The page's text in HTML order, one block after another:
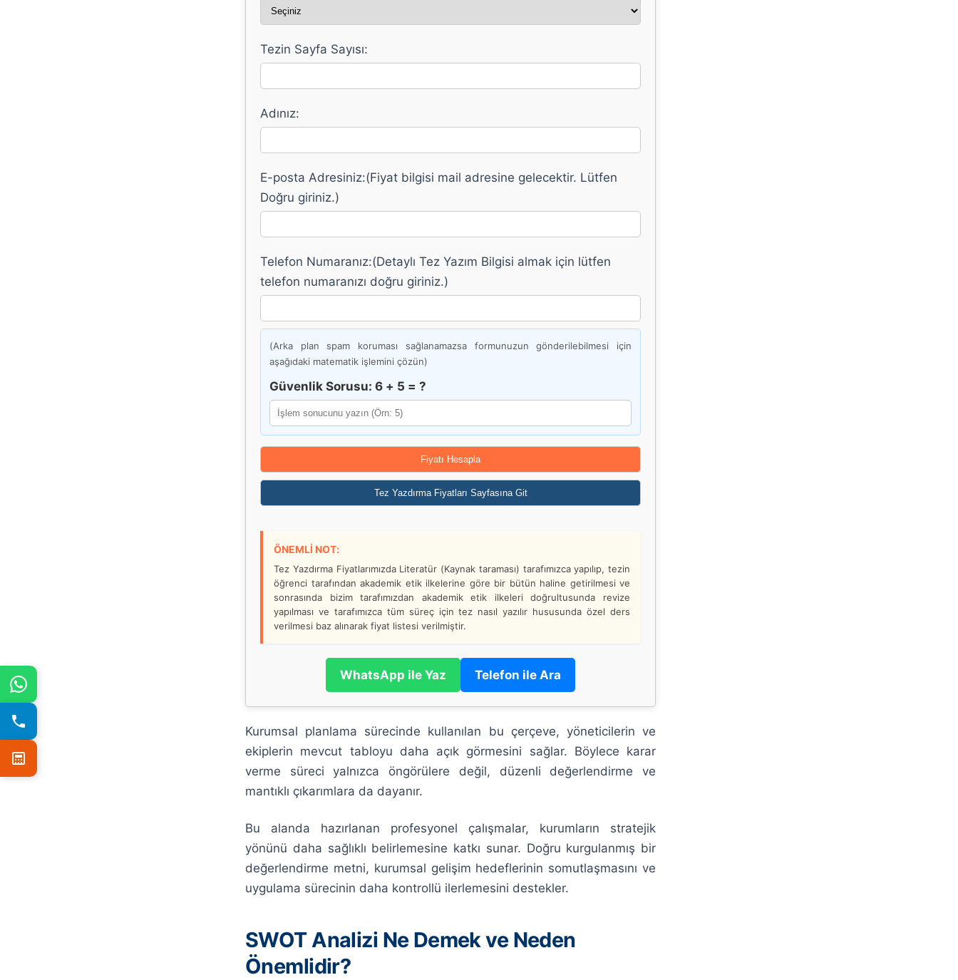
Tezin Sayfa Sayısı:
Adınız:
E-posta Adresiniz:(Fiyat bilgisi mail adresine gelecektir. Lütfen
Doğru giriniz.)
Telefon Numaranız:(Detaylı Tez Yazım Bilgisi almak için lütfen
telefon numaranızı doğru giriniz.)
(Arka plan spam koruması sağlanamazsa formunuzun gönderilebilmesi için
aşağıdaki matematik işlemini çözün)
Güvenlik Sorusu: 6 + 5 = ?
Fiyatı Hesapla
Tez Yazdırma Fiyatları Sayfasına Git
ÖNEMLİ NOT:
Tez Yazdırma Fiyatlarımızda Literatür (Kaynak taraması) tarafımızca yapılıp, tezin
öğrenci tarafından akademik etik ilkelerine göre bir bütün haline getirilmesi ve
sonrasında bizim tarafımızdan akademik etik ilkeleri doğrultusunda revize
yapılması ve tarafımızca tüm süreç için tez nasıl yazılır hususunda özel ders
verilmesi baz alınarak fiyat listesi verilmiştir.
WhatsApp ile Yaz Telefon ile Ara
Kurumsal planlama sürecinde kullanılan bu çerçeve, yöneticilerin ve
ekiplerin mevcut tabloyu daha açık görmesini sağlar. Böylece karar
verme süreci yalnızca öngörülere değil, düzenli değerlendirme ve
mantıklı çıkarımlara da dayanır.
Bu alanda hazırlanan profesyonel çalışmalar, kurumların stratejik
yönünü daha sağlıklı belirlemesine katkı sunar. Doğru kurgulanmış bir
değerlendirme metni, kurumsal gelişim hedeflerinin somutlaşmasını ve
uygulama sürecinin daha kontrollü ilerlemesini destekler.
SWOT Analizi Ne Demek ve Neden
Önemlidir?